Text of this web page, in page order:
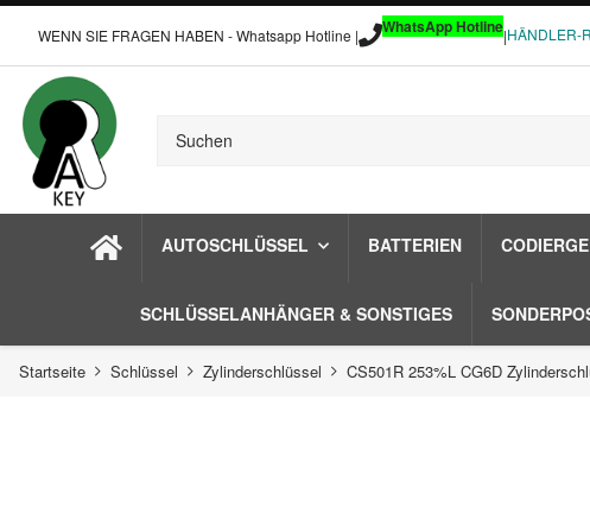
WENN SIE FRAGEN HABEN - Whatsapp Hotline | WhatsApp Hotline|HÄNDLER-
AUTOSCHLÜSSEL BATTERIEN
SCHLÜSSELANHÄNGER & SONSTIGES
Startseite Schlüssel Zylinderschlüssel CS501R 253%L CG6D